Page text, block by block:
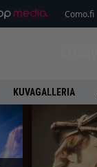
Como.fi
KUVAGALLERIA